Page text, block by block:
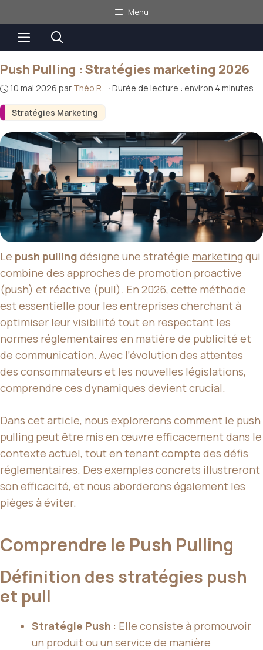
au
contenu
Menu
Menu
Stratégies Marketing
Push Pulling : Stratégies marketing 2026
10 mai 2026 par Théo R. · Durée de lecture : environ 4 minutes
Le push pulling désigne une stratégie marketingqui
combine des approches de promotion proactive
(push) et réactive (pull). En 2026, cette méthode
est essentielle pour les entreprises cherchant à
optimiser leur visibilité tout en respectant les
normes réglementaires en matière de publicité et
de communication. Avec l’évolution des attentes
des consommateurs et les nouvelles législations,
comprendre ces dynamiques devient crucial.
Dans cet article, nous explorerons comment le push
pulling peut être mis en œuvre efficacement dans le
contexte actuel, tout en tenant compte des défis
réglementaires. Des exemples concrets illustreront
son efficacité, et nous aborderons également les
pièges à éviter.
Comprendre le Push Pulling
Définition des stratégies push
et pull
Stratégie Push : Elle consiste à promouvoir
un produit ou un service de manière